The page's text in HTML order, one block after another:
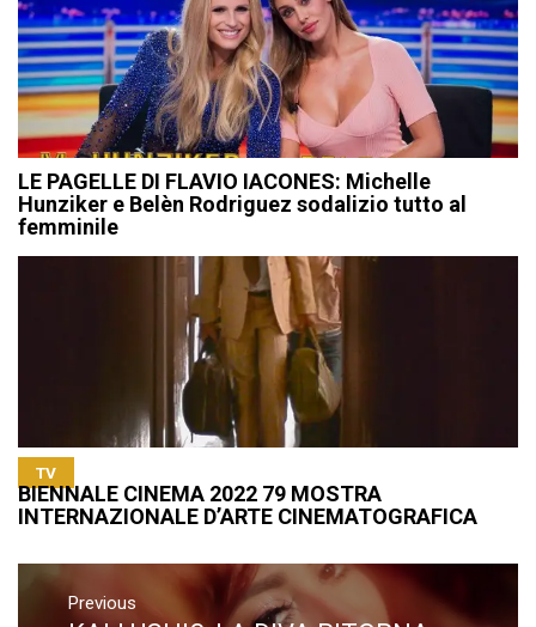
LE PAGELLE DI FLAVIO IACONES: Michelle
Hunziker e Belèn Rodriguez sodalizio tutto al
femminile
TV
BIENNALE CINEMA 2022 79 MOSTRA
INTERNAZIONALE D’ARTE CINEMATOGRAFICA
Navigazione
articoli
Previous